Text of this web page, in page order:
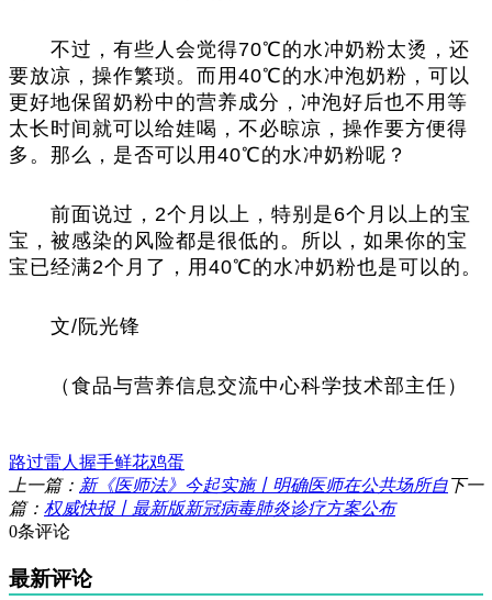
不过，有些人会觉得70℃的水冲奶粉太烫，还
要放凉，操作繁琐。而用40℃的水冲泡奶粉，可以
更好地保留奶粉中的营养成分，冲泡好后也不用等
太长时间就可以给娃喝，不必晾凉，操作要方便得
多。那么，是否可以用40℃的水冲奶粉呢？
前面说过，2个月以上，特别是6个月以上的宝
宝，被感染的风险都是很低的。所以，如果你的宝
宝已经满2个月了，用40℃的水冲奶粉也是可以的。
文/阮光锋
（食品与营养信息交流中心科学技术部主任）
路过雷人 握手鲜花鸡蛋
上一篇： 新《医师法》今起实施丨明确医师在公共场所自下一
篇： 权威快报丨最新版新冠病毒肺炎诊疗方案公布
0条评论
最新评论